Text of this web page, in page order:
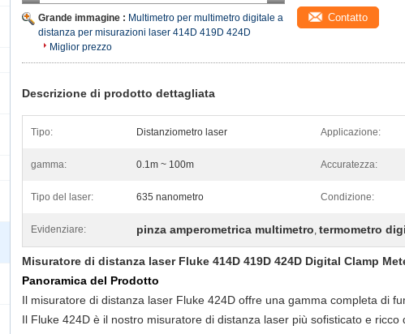
Grande immagine : Multimetro per multimetro digitale a
distanza per misurazioni laser 414D 419D 424D
Miglior prezzo
Contatto
Descrizione di prodotto dettagliata
Tipo: Distanziometro laser Applicazione:
gamma: 0.1m ~ 100m Accuratezza:
Tipo del laser: 635 nanometro Condizione:
Evidenziare: pinza amperometrica multimetro, termometro
Misuratore di distanza laser Fluke 414D 419D 424D Digital Clamp
Panoramica del Prodotto
Il misuratore di distanza laser Fluke 424D offre una gamma completa di
Il Fluke 424D è il nostro misuratore di distanza laser più sofisticato e